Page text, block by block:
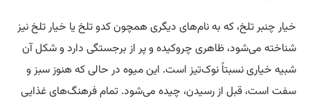
خیار چنبر تلخ، که به نام‌های دیگری همچون كدو تلخ یا خیار تلخ نیز
شناخته می‌شود، ظاهری چروکیده و پر از برجستگی دارد و شکل آن
شبیه خیاری نسبتاً نوک‌تیز است. این میوه در حالی که هنوز سبز و
سفت است، قبل از رسیدن، چیده می‌شود. تمام فرهنگ‌های غذایی